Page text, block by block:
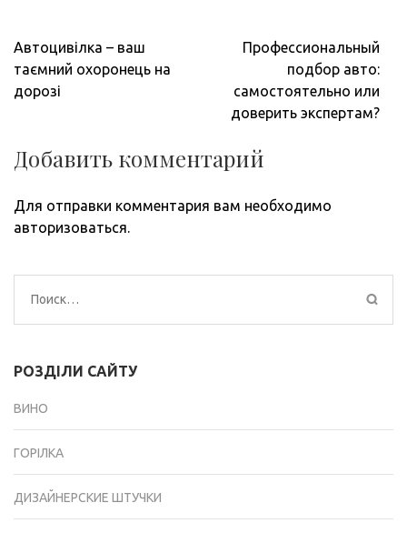
Навигация
по
записям
Автоцивілка – ваш
таємний охоронець на
дорозі
Профессиональный
подбор авто:
самостоятельно или
доверить экспертам?
Добавить комментарий
Для отправки комментария вам необходимо
авторизоваться.
Найти:
РОЗДІЛИ САЙТУ
ВИНО
ГОРІЛКА
ДИЗАЙНЕРСКИЕ ШТУЧКИ